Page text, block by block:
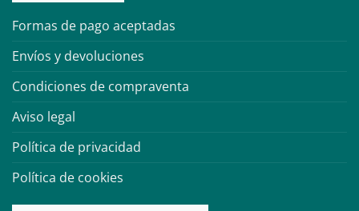
Formas de pago aceptadas
Envíos y devoluciones
Condiciones de compraventa
Aviso legal
Política de privacidad
Política de cookies